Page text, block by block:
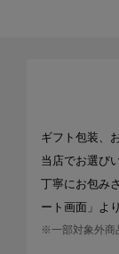
ギフト包装、
当店でお選び
丁寧にお包み
ート画面」よ
※一部対象外商